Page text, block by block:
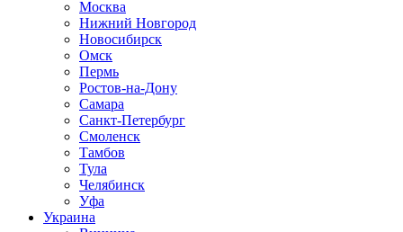
Москва
Нижний Новгород
Новосибирск
Омск
Пермь
Ростов-на-Дону
Самара
Санкт-Петербург
Смоленск
Тамбов
Тула
Челябинск
Уфа
Украина